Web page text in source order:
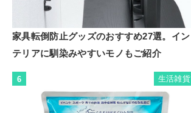
家具転倒防止グッズのおすすめ27選。イン
テリアに馴染みやすいモノもご紹介
6 生活雑貨